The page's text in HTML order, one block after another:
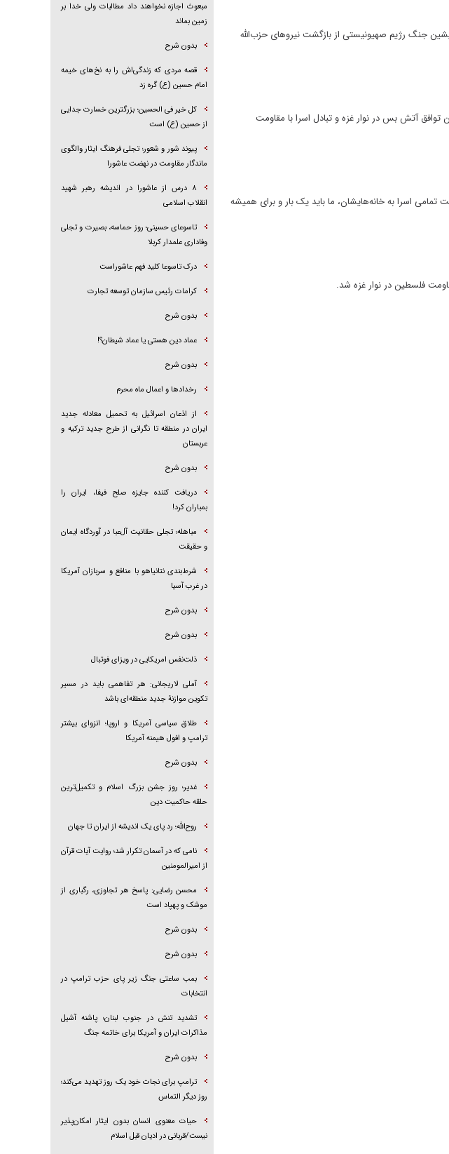
جنگ رژیم صهیونیستی از بازگشت نیروهای حزب‌الله
آتش بس در نوار غزه و تبادل اسرا با مقاومت
اسرا به خانه‌هایشان، ما باید یک بار و برای همیشه
فلسطین در نوار غزه شد.
مبعوث اجازه نخواهند داد مطالبات ولی خدا بر
زمین بماند
بدون شرح
قصه مردی که زندگی‌اش را به نخ‌های خیمه
امام حسین (ع) گره زد
کل خیر فی الحسین؛ بزرگترین خسارت جدایی
از حسین (ع) است
پیوند شور و شعور؛ تجلی فرهنگ ایثار والگوی
ماندگار مقاومت در نهضت عاشورا
۸ درس از عاشورا در اندیشه رهبر شهید
انقلاب اسلامی
تاسوعای حسینی؛ روز حماسه، بصیرت و تجلی
وفاداری علمدار کربلا
درک تاسوعا کلید فهم عاشوراست
کرامات رئیس سازمان توسعه تجارت
بدون شرح
عماد دین هستی یا عماد شیطان؟!
بدون شرح
رخداد‌ها و اعمال ماه محرم
از اذعان اسرائیل به تحمیل معادله جدید
ایران در منطقه تا نگرانی از طرح جدید ترکیه و
عربستان
بدون شرح
دریافت کننده جایزه صلح فیفا، ایران را
بمباران کرد!
مباهله؛ تجلی حقانیت آل‌عبا در آوردگاه ایمان
و حقیقت
شرط‌بندی نتانیاهو با منافع و سربازان آمریکا
در غرب آسیا
بدون شرح
بدون شرح
ذلت‌نفس امریکایی در ویزای فوتبال
آملی لاریجانی: هر تفاهمی باید در مسیر
تکوین موازنۀ جدید منطقه‌ای باشد
طلاق سیاسی آمریکا و اروپا؛ انزوای بیشتر
ترامپ و افول هیمنه آمریکا
بدون شرح
غدیر؛ روز جشن بزرگ اسلام و تکمیل‌ترین
حلقه حاکمیت دین
روح‌الله؛ رد پای یک اندیشه از ایران تا جهان
نامی که در آسمان تکرار شد؛ روایت آیات قرآن
از امیرالمومنین
محسن رضایی: پاسخ هر تجاوزی، رگباری از
موشک و پهپاد است
بدون شرح
بدون شرح
بمب ساعتی جنگ زیر پای حزب ترام‍پ در
انتخابات
تشدید تنش در جنوب لبنان؛ پاشنه آشیل
مذاکرات ایران و آمریکا برای خاتمه جنگ
بدون شرح
ترامپ برای نجات خود یک روز تهدید می‌کند؛
روز دیگر التماس
حیات معنوی انسان بدون ایثار امکان‌پذیر
نیست/قربانی در ادیان قبل اسلام